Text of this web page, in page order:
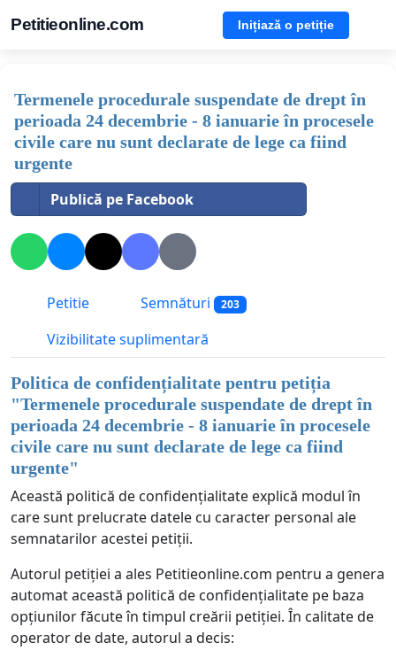
Petitieonline.com Inițiază o petiție
Termenele procedurale suspendate de drept în
perioada 24 decembrie - 8 ianuarie în procesele
civile care nu sunt declarate de lege ca fiind
urgente
Publică pe Facebook
Petitie Semnături 203
Vizibilitate suplimentară
Politica de confidențialitate pentru petiția
"Termenele procedurale suspendate de drept în
perioada 24 decembrie - 8 ianuarie în procesele
civile care nu sunt declarate de lege ca fiind
urgente"
Această politică de confidențialitate explică modul în
care sunt prelucrate datele cu caracter personal ale
semnatarilor acestei petiții.
Autorul petiției a ales Petitieonline.com pentru a genera
automat această politică de confidențialitate pe baza
opțiunilor făcute în timpul creării petiției. În calitate de
operator de date, autorul a decis: